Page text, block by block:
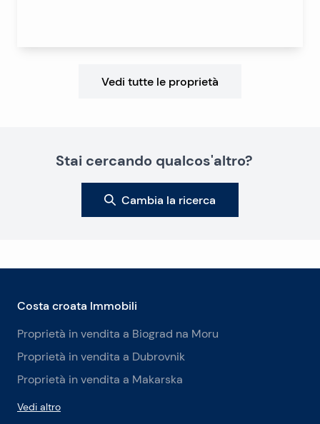
Vedi tutte le proprietà
Stai cercando qualcos'altro?
Cambia la ricerca
Costa croata Immobili
Proprietà in vendita a Biograd na Moru
Proprietà in vendita a Dubrovnik
Proprietà in vendita a Makarska
Vedi altro